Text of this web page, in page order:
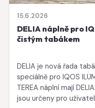
15.6.2026
DELIA náplně pro
čistým tabákem
DELIA je nová řada
speciálně pro IQOS
TEREA náplní mají
jsou určeny pro